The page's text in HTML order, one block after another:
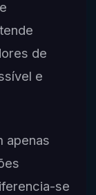
de
e
apenas
se